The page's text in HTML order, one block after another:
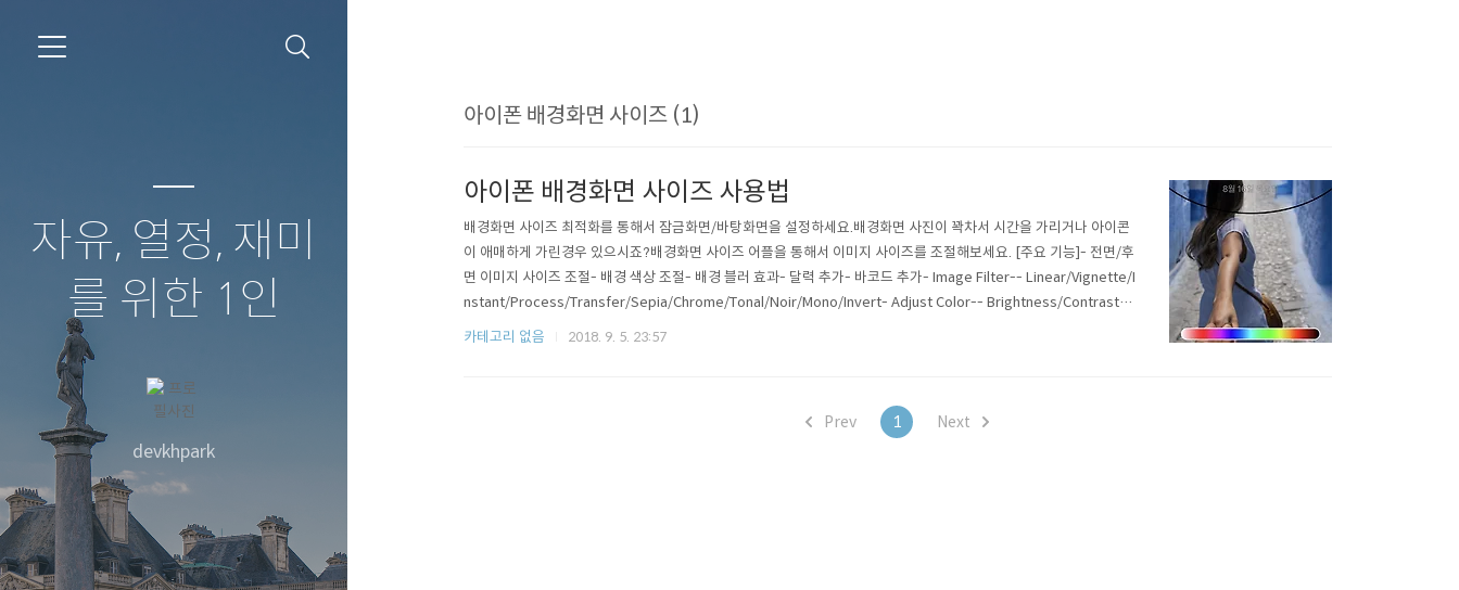
자유, 열정, 재미
를 위한 1인
devkhpark
아이폰 배경화면 사이즈 (1)
아이폰 배경화면 사이즈 사용법
배경화면 사이즈 최적화를 통해서 잠금화면/바탕화면을 설정하세요.배경화면 사진이 꽉차서 시간을 가리거나 아이콘
이 애매하게 가린경우 있으시죠?배경화면 사이즈 어플을 통해서 이미지 사이즈를 조절해보세요. [주요 기능]- 전면/후
면 이미지 사이즈 조절- 배경 색상 조절- 배경 블러 효과- 달력 추가- 바코드 추가- Image Filter-- Linear/Vignette/I
nstant/Process/Transfer/Sepia/Chrome/Tonal/Noir/Mono/Invert- Adjust Color-- Brightness/Contrast- E
ffect-- Spot/Hue/Highlight/Bloom/Gloom/Posterize/Pixelate-Draw Line-Crop Image- Tone Curve 사용
카테고리 없음 2018. 9. 5. 23:57
Prev 1 Next